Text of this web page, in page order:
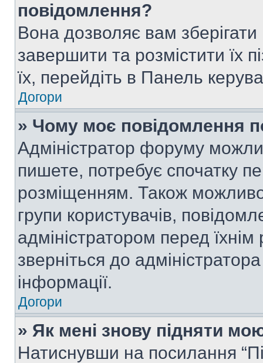
повідомлення?
Вона дозволяє вам
завершити та розмістити їх
їх, перейдіть в Панель
Догори
» Чому моє повідомлення
Адміністратор форуму
пишете, потребує спочатку
розміщенням. Також
групи користувачів,
адміністратором перед
зверніться до
інформації.
Догори
» Як мені знову підняти
Натиснувши на посилання